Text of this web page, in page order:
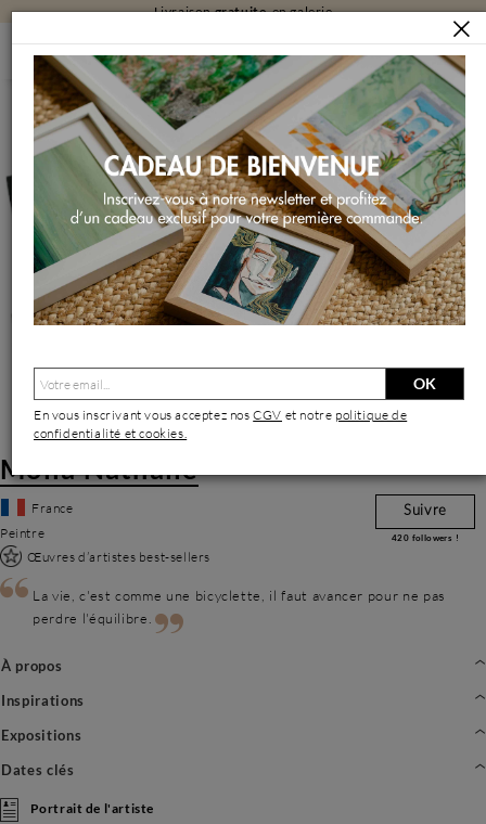
Livraisongratuiteen galerie
ARTISTES MOLLA NATHALIE
Molla Nathalie | Artiste Contemporain : Oeuvres & Biographie
Molla Nathalie
France
Peintre
Œuvres d’artistes best-sellers
Suivre
420 followers !
La vie, c'est comme une bicyclette, il faut avancer pour ne pas
perdre l'équilibre.
À propos
Inspirations
Expositions
Dates clés
Portrait de l'artiste
OK
En vous inscrivant vous acceptez nosCGV et notre politique de
confidentialité et cookies.